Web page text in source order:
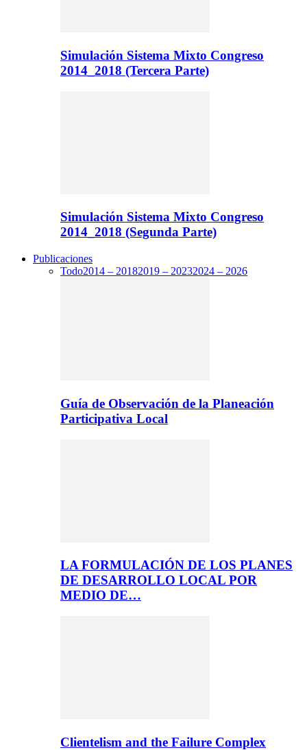
Simulación Sistema Mixto Congreso
2014_2018 (Tercera Parte)
Simulación Sistema Mixto Congreso
2014_2018 (Segunda Parte)
Publicaciones
Todo2014 – 20182019 – 20232024 – 2026
Guía de Observación de la Planeación
Participativa Local
LA FORMULACIÓN DE LOS PLANES
DE DESARROLLO LOCAL POR
MEDIO DE…
Clientelism and the Failure Complex